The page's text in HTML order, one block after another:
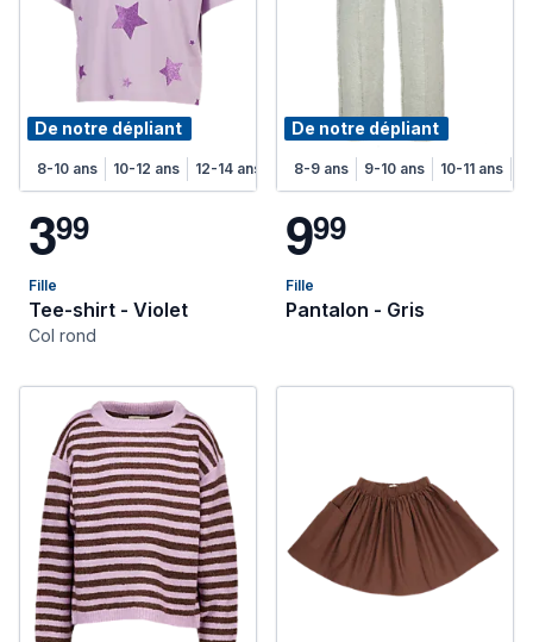
De notre dépliant
8-10 ans 10-12 ans 12-14 ans
399
Fille
Tee-shirt - Violet
Col rond
De notre dépliant
8-9 ans 9-10 ans 10-11 ans
999
Fille
Pantalon - Gris